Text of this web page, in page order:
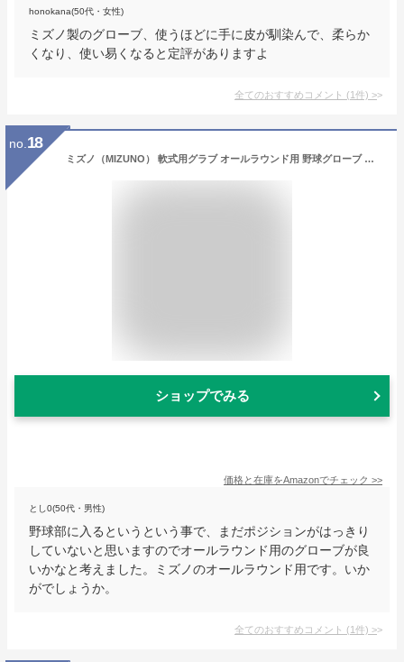
honokana(50代・女性)
ミズノ製のグローブ、使うほどに手に皮が馴染んで、柔らか
くなり、使い易くなると定評がありますよ
全てのおすすめコメント (1件) >
no. 18
ミズノ（MIZUNO） 軟式用グラブ オールラウンド用 野球グローブ 一般 ボールパーク 1AJGR19400 09 （ブラック/ＦＦ/Men’s）
ショップでみる
価格と在庫をAmazonでチェック >>
とし0(50代・男性)
野球部に入るというという事で、まだポジションがはっきり
していないと思いますのでオールラウンド用のグローブが良
いかなと考えました。ミズノのオールラウンド用です。いか
がでしょうか。
全てのおすすめコメント (1件) >